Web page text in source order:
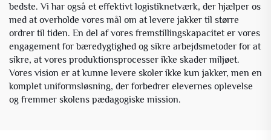
bedste. Vi har også et effektivt logistiknetværk, der hjælper os
med at overholde vores mål om at levere jakker til større
ordrer til tiden. En del af vores fremstillingskapacitet er vores
engagement for bæredygtighed og sikre arbejdsmetoder for at
sikre, at vores produktionsprocesser ikke skader miljøet.
Vores vision er at kunne levere skoler ikke kun jakker, men en
komplet uniformsløsning, der forbedrer elevernes oplevelse
og fremmer skolens pædagogiske mission.